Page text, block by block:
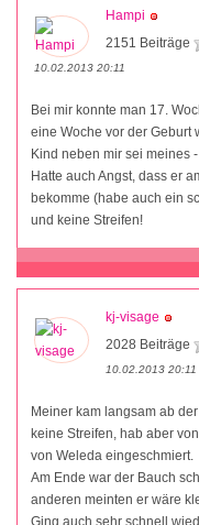
Hampi
2151 Beiträge
10.02.2013 20:11
Bei mir konnte man 17.
eine Woche vor der Geburt
Kind neben mir sei meines
Hatte auch Angst, dass er
bekomme (habe auch ein
und keine Streifen!
kj-visage
2028 Beiträge
10.02.2013 20:11
Meiner kam langsam ab
keine Streifen, hab aber
von Weleda eingeschmiert.
Am Ende war der Bauch
anderen meinten er wäre
Ging auch sehr schnell